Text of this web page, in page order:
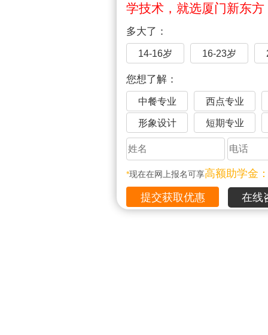
学技术，就选厦门新东方
多大了：
14-16岁 16-23岁
您想了解：
中餐专业 西点专业
形象设计 短期专业
*现在在网上报名可享高额助学金
在线